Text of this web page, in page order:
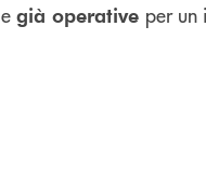
e già operative per un